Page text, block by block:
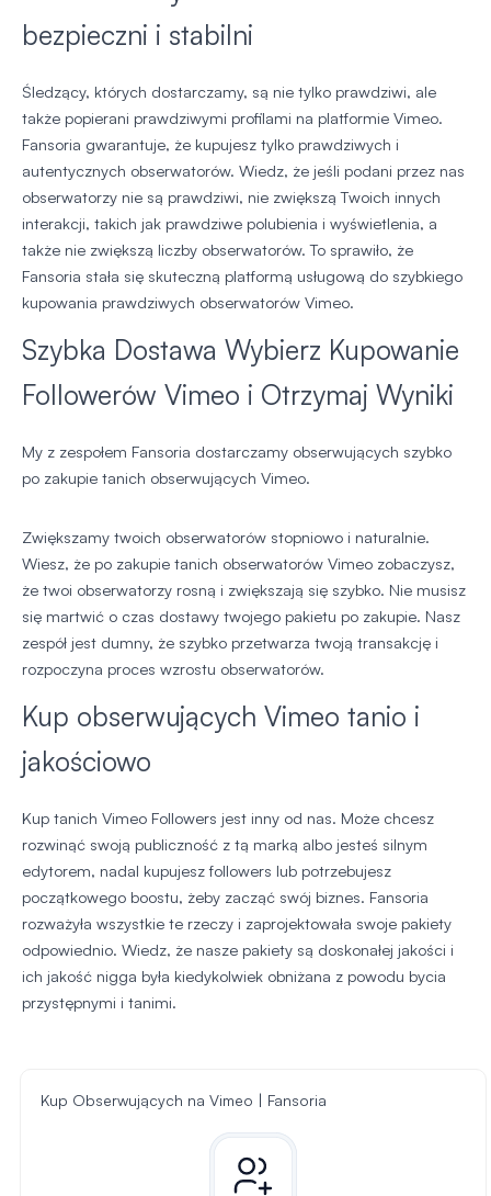
bezpieczni i stabilni
Śledzący, których dostarczamy, są nie tylko prawdziwi, ale
także popierani prawdziwymi profilami na platformie Vimeo.
Fansoria gwarantuje, że kupujesz tylko prawdziwych i
autentycznych obserwatorów. Wiedz, że jeśli podani przez nas
obserwatorzy nie są prawdziwi, nie zwiększą Twoich innych
interakcji, takich jak prawdziwe polubienia i wyświetlenia, a
także nie zwiększą liczby obserwatorów. To sprawiło, że
Fansoria stała się skuteczną platformą usługową do szybkiego
kupowania prawdziwych obserwatorów Vimeo.
Szybka Dostawa Wybierz Kupowanie
Followerów Vimeo i Otrzymaj Wyniki
My z zespołem Fansoria dostarczamy obserwujących szybko
po zakupie tanich obserwujących Vimeo.
Zwiększamy twoich obserwatorów stopniowo i naturalnie.
Wiesz, że po zakupie tanich obserwatorów Vimeo zobaczysz,
że twoi obserwatorzy rosną i zwiększają się szybko. Nie musisz
się martwić o czas dostawy twojego pakietu po zakupie. Nasz
zespół jest dumny, że szybko przetwarza twoją transakcję i
rozpoczyna proces wzrostu obserwatorów.
Kup obserwujących Vimeo tanio i
jakościowo
Kup tanich Vimeo Followers jest inny od nas. Może chcesz
rozwinąć swoją publiczność z tą marką albo jesteś silnym
edytorem, nadal kupujesz followers lub potrzebujesz
początkowego boostu, żeby zacząć swój biznes. Fansoria
rozważyła wszystkie te rzeczy i zaprojektowała swoje pakiety
odpowiednio. Wiedz, że nasze pakiety są doskonałej jakości i
ich jakość nigga była kiedykolwiek obniżana z powodu bycia
przystępnymi i tanimi.
Kup Obserwujących na Vimeo | Fansoria